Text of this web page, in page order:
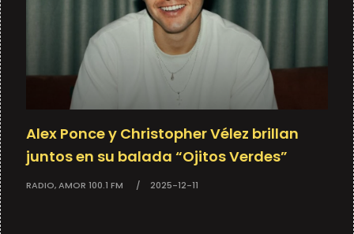
Alex Ponce y Christopher Vélez brillan
juntos en su balada “Ojitos Verdes”
RADIO, AMOR 100.1 FM 2025-12-11